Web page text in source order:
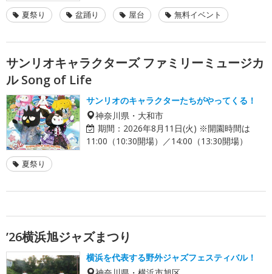
夏祭り 盆踊り 屋台 無料イベント
サンリオキャラクターズ ファミリーミュージカ
ル Song of Life
サンリオのキャラクターたちがやってくる！
神奈川県・大和市
期間： 2026年8月11日(火) ※開園時間は
11:00（10:30開場）／14:00（13:30開場）
夏祭り
’26横浜旭ジャズまつり
横浜を代表する野外ジャズフェスティバル！
神奈川県・横浜市旭区